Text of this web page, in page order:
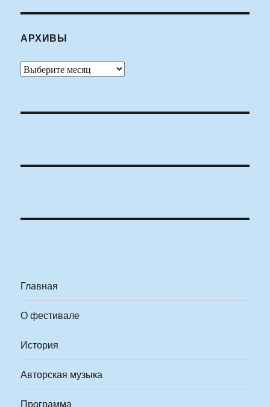
АРХИВЫ
Архивы
Главная
О фестивале
История
Авторская музыка
Программа